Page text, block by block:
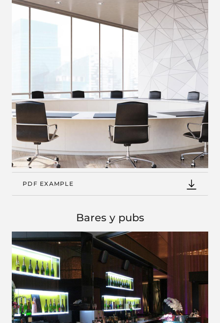
PDF EXAMPLE
Bares y pubs